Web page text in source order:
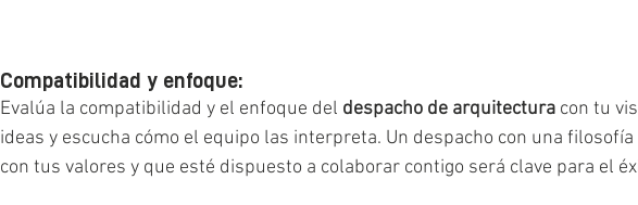
Compatibilidad y enfoque:
Evalúa la compatibilidad y el enfoque del despacho de arquitectura con tu
ideas y escucha cómo el equipo las interpreta. Un despacho con una
con tus valores y que esté dispuesto a colaborar contigo será clave para el